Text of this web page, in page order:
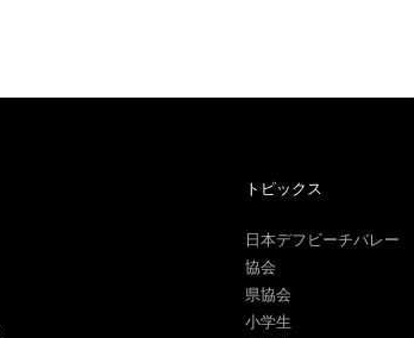
トピックス
日本デフビーチバレー
協会
県協会
小学生